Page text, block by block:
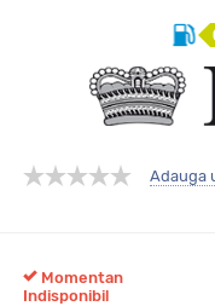
Adauga
Momentan
Indisponibil